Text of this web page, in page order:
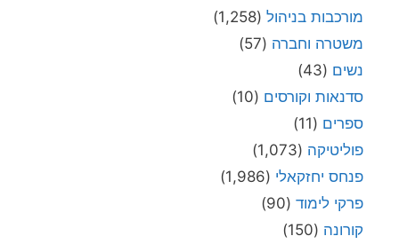
מורכבות בניהול (1,258)
משטרה וחברה (57)
נשים (43)
סדנאות וקורסים (10)
ספרים (11)
פוליטיקה (1,073)
פנחס יחזקאלי (1,986)
פרקי לימוד (90)
קורונה (150)